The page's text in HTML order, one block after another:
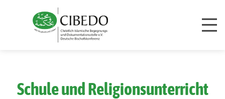
Schule und Religionsunterricht